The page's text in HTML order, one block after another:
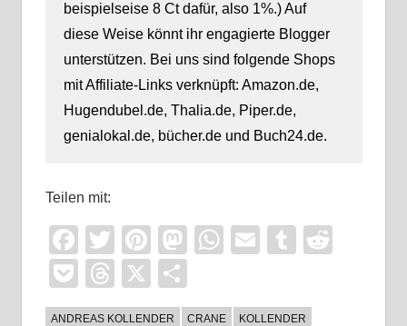
beispielseise 8 Ct dafür, also 1%.) Auf
diese Weise könnt ihr engagierte Blogger
unterstützen. Bei uns sind folgende Shops
mit Affiliate-Links verknüpft: Amazon.de,
Hugendubel.de, Thalia.de, Piper.de,
genialokal.de, bücher.de und Buch24.de.
Teilen mit:
Facebook
TwitterPinterest
Mastodon
WhatsApp
EmailTumblr
PocketThreads
X
ANDREAS KOLLENDER CRANE
KOLLENDER